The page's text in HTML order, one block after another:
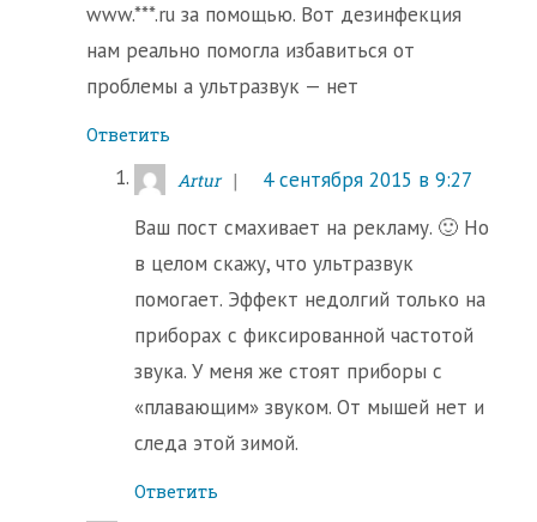
www.***.ru за помощью. Вот дезинфекция
нам реально помогла избавиться от
проблемы а ультразвук — нет
Ответить
Artur
4 сентября 2015 в 9:27
Ваш пост смахивает на рекламу. 🙂 Но
в целом скажу, что ультразвук
помогает. Эффект недолгий только на
приборах с фиксированной частотой
звука. У меня же стоят приборы с
«плавающим» звуком. От мышей нет и
следа этой зимой.
Ответить